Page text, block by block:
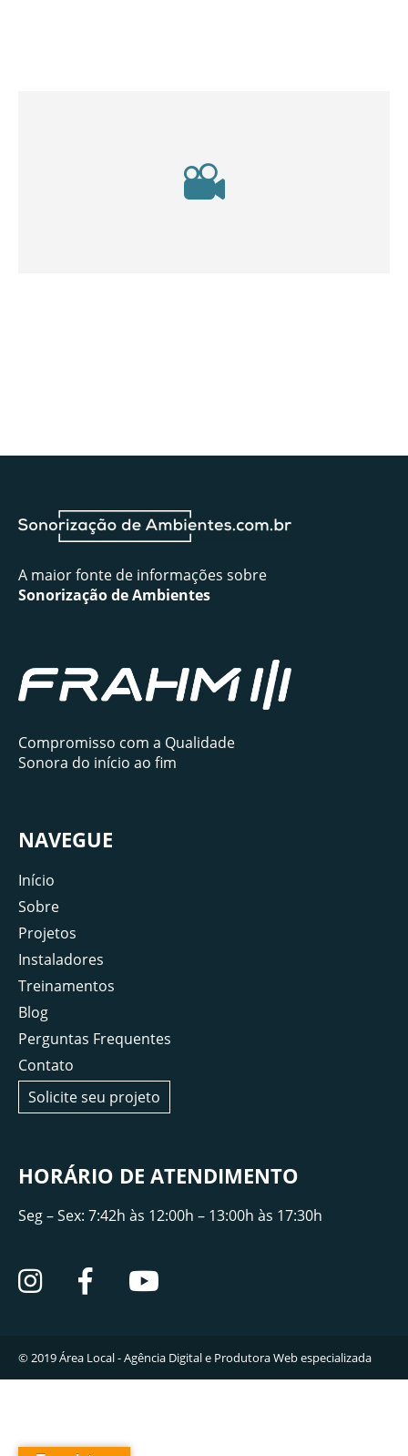
A maior fonte de informações sobre
Sonorização de Ambientes
Compromisso com a Qualidade
Sonora do início ao fim
NAVEGUE
Início
Sobre
Projetos
Instaladores
Treinamentos
Blog
Perguntas Frequentes
Contato
Solicite seu projeto
HORÁRIO DE ATENDIMENTO
Seg – Sex: 7:42h às 12:00h – 13:00h às 17:30h
© 2019Área Local - Agência Digital e Produtora Web especializada